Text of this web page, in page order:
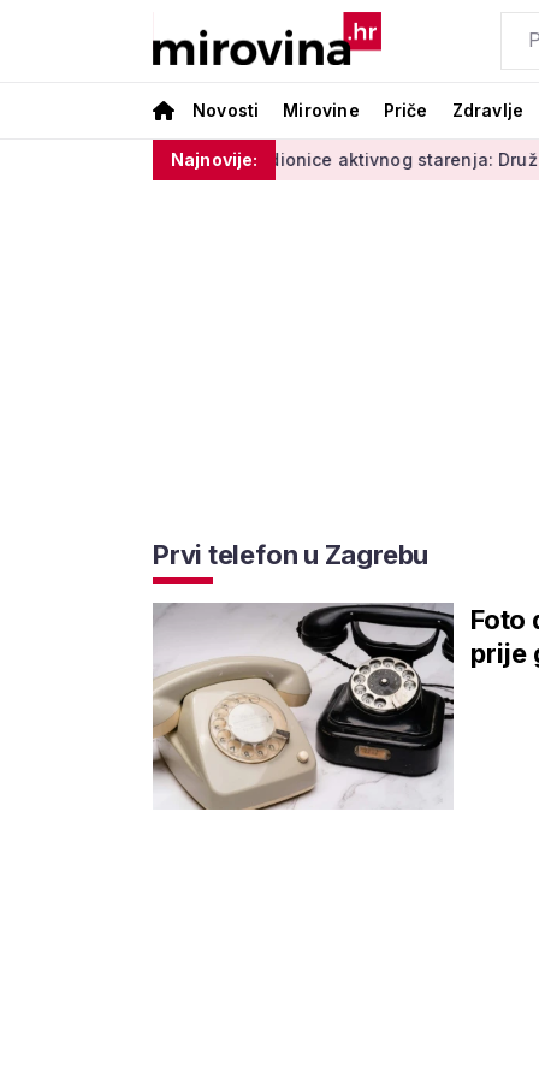
Novosti Mirovine Priče Zdravlje
Najnovije:
Radionice aktivnog starenja: Druženje,
Prvi telefon u Zagrebu
Foto
prije